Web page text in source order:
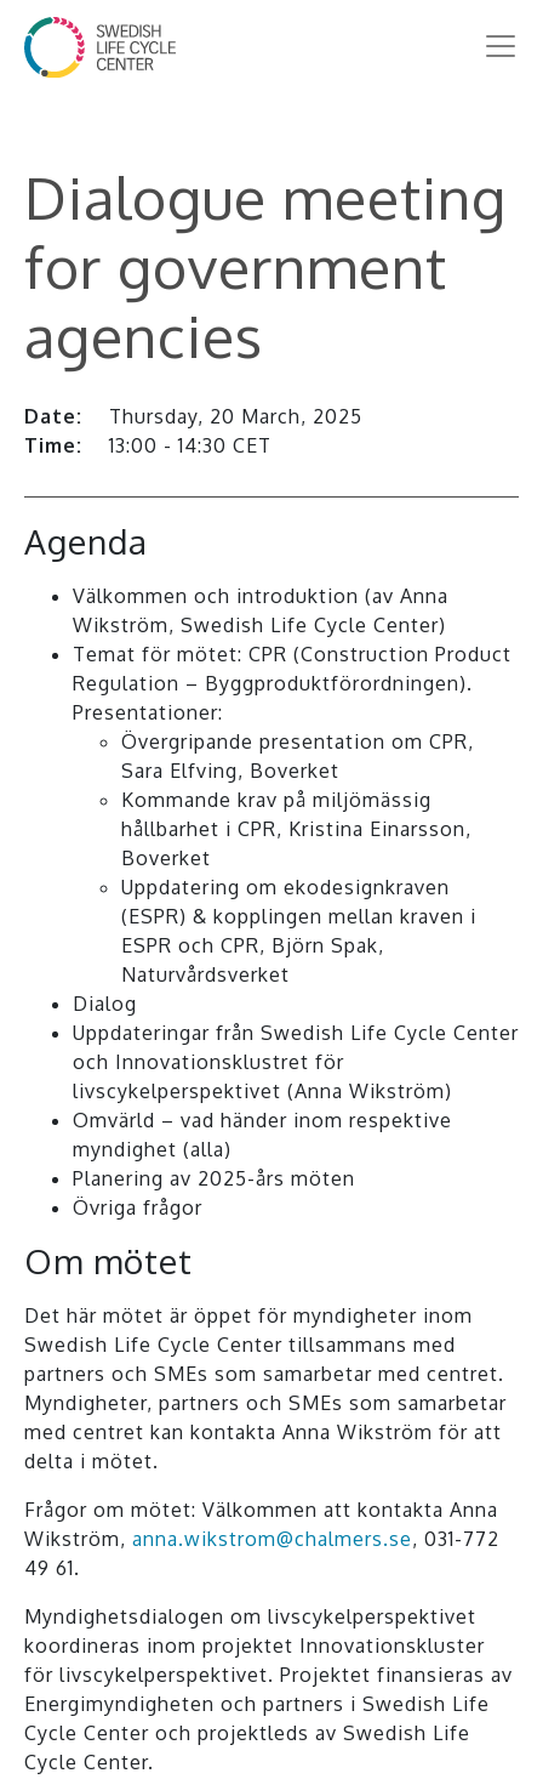
Dialogue meeting
for government
agencies
Date:
Thursday, 20 March, 2025
Time:
13:00 - 14:30 CET
Agenda
Välkommen och introduktion (av Anna
Wikström, Swedish Life Cycle Center)
Temat för mötet: CPR (Construction Product
Regulation – Byggproduktförordningen).
Presentationer:
Övergripande presentation om CPR,
Sara Elfving, Boverket
Kommande krav på miljömässig
hållbarhet i CPR, Kristina Einarsson,
Boverket
Uppdatering om ekodesignkraven
(ESPR) & kopplingen mellan kraven i
ESPR och CPR, Björn Spak,
Naturvårdsverket
Dialog
Uppdateringar från Swedish Life Cycle Center
och Innovationsklustret för
livscykelperspektivet (Anna Wikström)
Omvärld – vad händer inom respektive
myndighet (alla)
Planering av 2025-års möten
Övriga frågor
Om mötet
Det här mötet är öppet för myndigheter inom
Swedish Life Cycle Center tillsammans med
partners och SMEs som samarbetar med centret.
Myndigheter, partners och SMEs som samarbetar
med centret kan kontakta Anna Wikström för att
delta i mötet.
Frågor om mötet: Välkommen att kontakta Anna
Wikström, anna.wikstrom@chalmers.se, 031-772
49 61.
Myndighetsdialogen om livscykelperspektivet
koordineras inom projektet Innovationskluster
för livscykelperspektivet. Projektet finansieras av
Energimyndigheten och partners i Swedish Life
Cycle Center och projektleds av Swedish Life
Cycle Center.